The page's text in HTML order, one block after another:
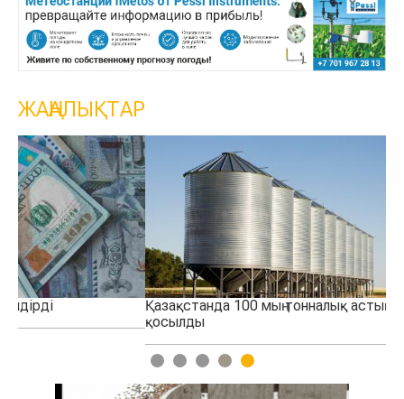
ЖАҢАЛЫҚТАР
Қазақстанда 100 мың тонналық астық қоймасы іске
1 2 3 4 5